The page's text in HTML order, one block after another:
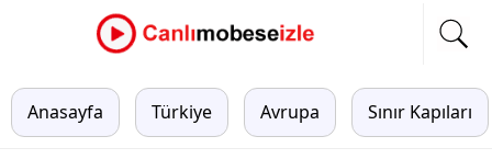
Anasayfa Türkiye Avrupa Sınır Kapıları